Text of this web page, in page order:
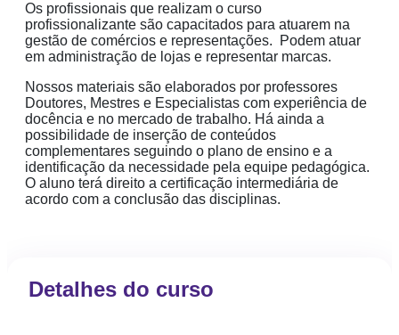
Os profissionais que realizam o curso
profissionalizante são capacitados para atuarem na
gestão de comércios e representações. Podem atuar
em administração de lojas e representar marcas.
Nossos materiais são elaborados por professores
Doutores, Mestres e Especialistas com experiência de
docência e no mercado de trabalho. Há ainda a
possibilidade de inserção de conteúdos
complementares seguindo o plano de ensino e a
identificação da necessidade pela equipe pedagógica.
O aluno terá direito a certificação intermediária de
acordo com a conclusão das disciplinas.
Detalhes do curso